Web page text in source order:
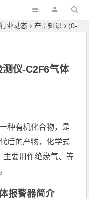
行业动态 产品知识 (0-500ppm)六氟乙烷气体检测仪-C2F6气体报警器-厂家直供
仪-C2F6气体
种有机化合物，是
后的产物，化学式
主要用作绝缘气、等
报警器简介